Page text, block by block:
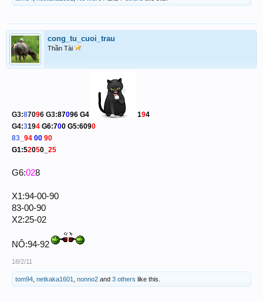
cong_tu_cuoi_trau
Thần Tài
G3:87096 G3:87096 G4 194
G4:3194 G6:700 G5:6090
83 _94 00 90
G1:52050_ 25
G6:028
X1:94-00-90
83-00-90
X2:25-02
NÔ:94-92
18/2/11
tom94 netkaka1601 nonno2 and 3 others like this.